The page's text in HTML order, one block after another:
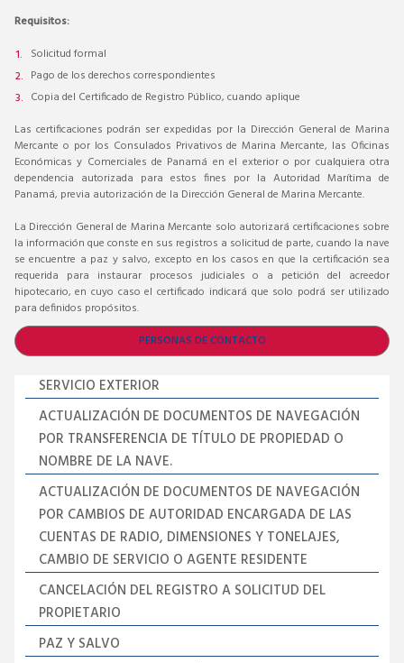
Requisitos:
Solicitud formal
Pago de los derechos correspondientes
Copia del Certificado de Registro Público, cuando aplique
Las certificaciones podrán ser expedidas por la Dirección General de Marina
Mercante o por los Consulados Privativos de Marina Mercante, las Oficinas
Económicas y Comerciales de Panamá en el exterior o por cualquiera otra
dependencia autorizada para estos fines por la Autoridad Marítima de
Panamá, previa autorización de la Dirección General de Marina Mercante.
La Dirección General de Marina Mercante solo autorizará certificaciones sobre
la información que conste en sus registros a solicitud de parte, cuando la nave
se encuentre a paz y salvo, excepto en los casos en que la certificación sea
requerida para instaurar procesos judiciales o a petición del acreedor
hipotecario, en cuyo caso el certificado indicará que solo podrá ser utilizado
para definidos propósitos.
PERSONAS DE CONTACTO
SERVICIO EXTERIOR
ACTUALIZACIÓN DE DOCUMENTOS DE NAVEGACIÓN
POR TRANSFERENCIA DE TÍTULO DE PROPIEDAD O
NOMBRE DE LA NAVE.
ACTUALIZACIÓN DE DOCUMENTOS DE NAVEGACIÓN
POR CAMBIOS DE AUTORIDAD ENCARGADA DE LAS
CUENTAS DE RADIO, DIMENSIONES Y TONELAJES,
CAMBIO DE SERVICIO O AGENTE RESIDENTE
CANCELACIÓN DEL REGISTRO A SOLICITUD DEL
PROPIETARIO
PAZ Y SALVO